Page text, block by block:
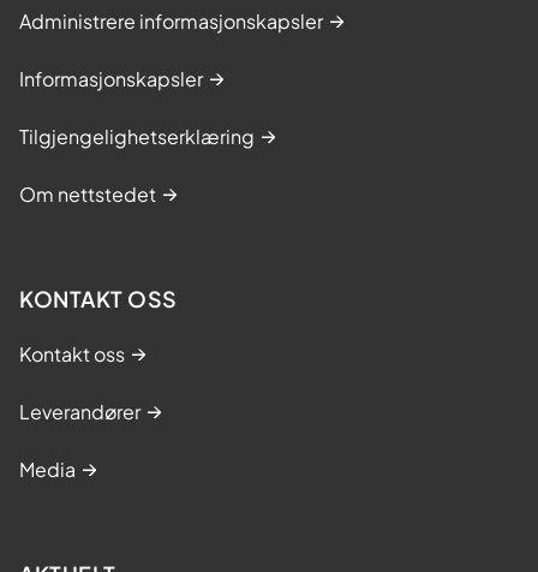
Administrere informasjonskapsler
Informasjonskapsler
Tilgjengelighetserklæring
Om nettstedet
KONTAKT OSS
Kontakt oss
Leverandører
Media